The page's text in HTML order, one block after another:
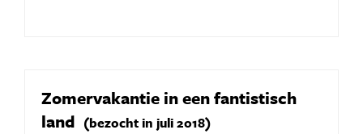
Zomervakantie in een fantistisch
land (bezocht in juli 2018)